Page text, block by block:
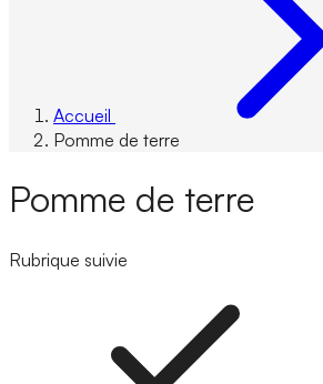
Accueil
Pomme de terre
Pomme de terre
Rubrique suivie